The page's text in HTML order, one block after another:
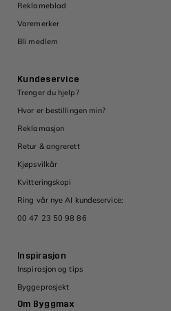
Reklameblad
Varemerker
Bli medlem
Kundeservice
Trenger du hjelp?
Hvor er bestillingen min?
Reklamasjon
Retur & angrerett
Kjøpsvilkår
Kvitteringskopi
Ring vår nye AI kundeservice:
00 47 23 50 98 86
Inspirasjon
Inspirasjon og tips
Byggeprosjekt
Om Byggmax